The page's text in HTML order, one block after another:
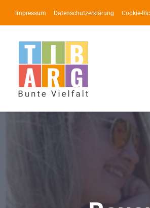
Inhalt
springen
Impressum Datenschutzerklärung Cookie-